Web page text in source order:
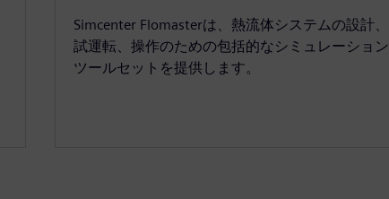
Simcenter Flomasterは、熱流体システムの設計、
試運転、操作のための包括的なシミュレーション
ツールセットを提供します。